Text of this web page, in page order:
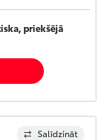
priekšējā
Salīdzināt